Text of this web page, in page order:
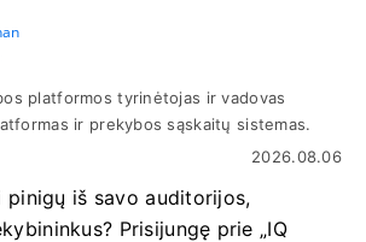
platformos tyrinėtojas ir vadovas
ir prekybos sąskaitų sistemas.
2026.08.06
iš savo auditorijos,
Prisijungę prie „IQ